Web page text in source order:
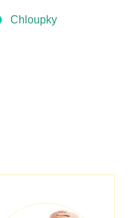
Chloupky